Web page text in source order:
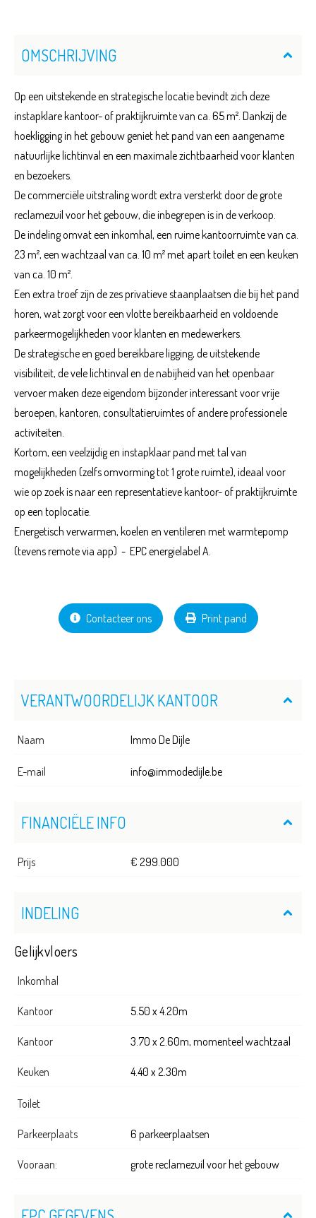
OMSCHRIJVING
Op een uitstekende en strategische locatie bevindt zich deze
instapklare kantoor- of praktijkruimte van ca. 65 m². Dankzij de
hoekligging in het gebouw geniet het pand van een aangename
natuurlijke lichtinval en een maximale zichtbaarheid voor klanten
en bezoekers.
De commerciële uitstraling wordt extra versterkt door de grote
reclamezuil voor het gebouw, die inbegrepen is in de verkoop.
De indeling omvat een inkomhal, een ruime kantoorruimte van ca.
23 m², een wachtzaal van ca. 10 m² met apart toilet en een keuken
van ca. 10 m².
Een extra troef zijn de zes privatieve staanplaatsen die bij het pand
horen, wat zorgt voor een vlotte bereikbaarheid en voldoende
parkeermogelijkheden voor klanten en medewerkers.
De strategische en goed bereikbare ligging, de uitstekende
visibiliteit, de vele lichtinval en de nabijheid van het openbaar
vervoer maken deze eigendom bijzonder interessant voor vrije
beroepen, kantoren, consultatieruimtes of andere professionele
activiteiten.
Kortom, een veelzijdig en instapklaar pand met tal van
mogelijkheden (zelfs omvorming tot 1 grote ruimte), ideaal voor
wie op zoek is naar een representatieve kantoor- of praktijkruimte
op een toplocatie.
Energetisch verwarmen, koelen en ventileren met warmtepomp
(tevens remote via app) - EPC energielabel A.
Contacteer ons Print pand
VERANTWOORDELIJK KANTOOR
Naam Immo De Dijle
E-mail info@immodedijle.be
FINANCIËLE INFO
Prijs € 299.000
INDELING
Gelijkvloers
Inkomhal
Kantoor 5.50 x 4.20m
Kantoor 3.70 x 2.60m, momenteel wachtzaal
Keuken 4.40 x 2.30m
Toilet
Parkeerplaats 6 parkeerplaatsen
Vooraan: grote reclamezuil voor het gebouw